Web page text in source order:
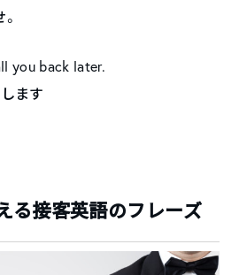
you back later.
ます
る接客英語のフレーズ